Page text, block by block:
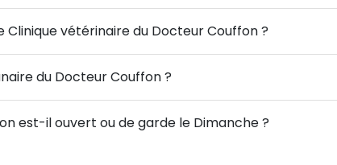
vétérinaire du Docteur Couffon ?
du Docteur Couffon ?
est-il ouvert ou de garde le Dimanche ?